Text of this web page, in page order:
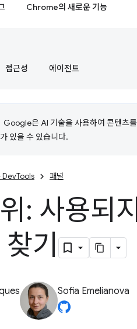
Chrome의 새로운 기능
접근성 에이전트
Google은 AI 기술을 사용하여 콘텐츠
있을 수 있습니다.
패널
: 사용되
기
Sofia Emelianova